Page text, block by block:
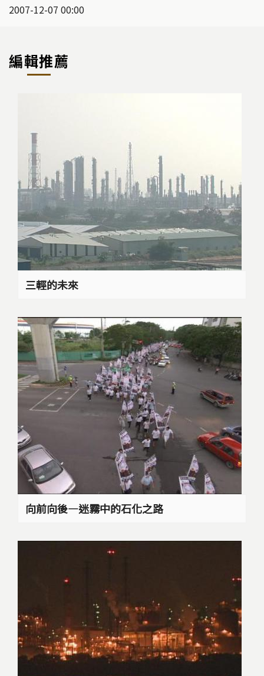
2007-12-07 00:00
編輯推薦
三輕的未來
向前向後—迷霧中的石化之路